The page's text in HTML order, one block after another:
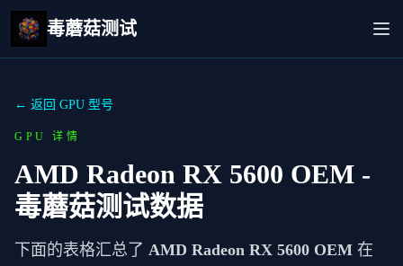
毒蘑菇测试
← 返回 GPU 型号
GPU 详情
AMD Radeon RX 5600 OEM -
毒蘑菇测试数据
下面的表格汇总了 AMD Radeon RX 5600 OEM 在